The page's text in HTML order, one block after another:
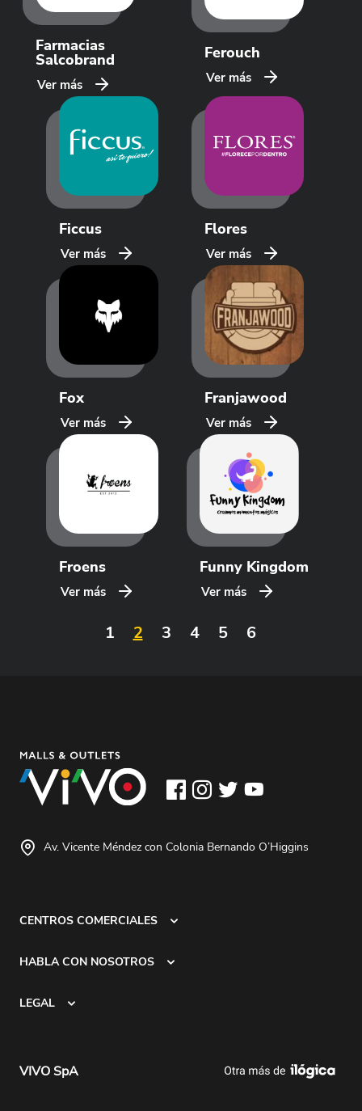
Farmacias
Salcobrand
Ver más
Ferouch
Ver más
Ficcus
Ver más
Flores
Ver más
Fox
Ver más
Franjawood
Ver más
Froens
Ver más
Funny Kingdom
Ver más
1 2 3 4 5 6
Av. Vicente Méndez con Colonia Bernando O’Higgins
CENTROS COMERCIALES
HABLA CON NOSOTROS
LEGAL
VIVO SpA